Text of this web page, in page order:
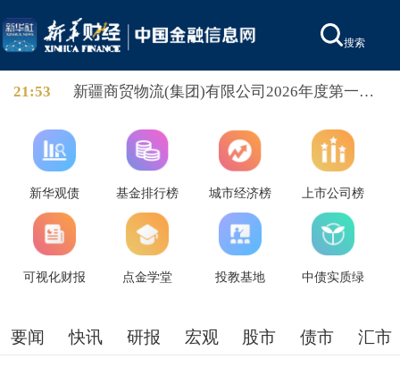
搜索
21:53
新疆商贸物流(集团)有限公司2026年度第一期
行起始日为2026年8月10日，发行规模6亿，发
行期限3年。
新华观债 基金排行榜 城市经济榜 上市公司榜
可视化财报 点金学堂 投教基地 中债实质绿
要闻 快讯 研报 宏观 股市 债市 汇市